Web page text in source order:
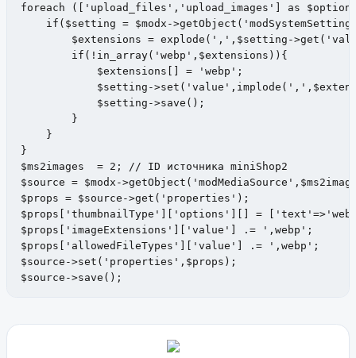
foreach (['upload_files','upload_images'] as
if($setting = $modx-
$extensions = explode(',',$setting-
        if(!in_array('webp',$extensions)){
            $extensions[] = 'webp';
$setting-
            $setting->save();
        }
    }
}
$ms2images  = 2; // ID источника miniShop2
$source = $modx-
$props = $source->get('properties');
$props['thumbnailType']['options'][] =
$props['imageExtensions']['value'] .= ',webp';
$props['allowedFileTypes']['value'] .= ',webp';
$source->set('properties',$props);
$source->save();